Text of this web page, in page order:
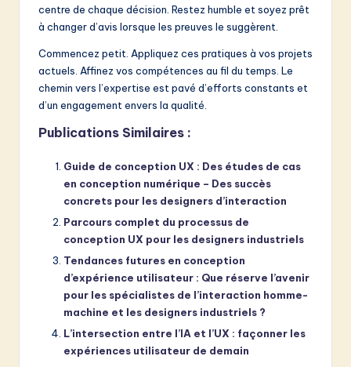
centre de chaque décision. Restez humble et soyez prêt
à changer d’avis lorsque les preuves le suggèrent.
Commencez petit. Appliquez ces pratiques à vos projets
actuels. Affinez vos compétences au fil du temps. Le
chemin vers l’expertise est pavé d’efforts constants et
d’un engagement envers la qualité.
Publications Similaires :
Guide de conception UX : Des études de cas
en conception numérique – Des succès
concrets pour les designers d’interaction
Parcours complet du processus de
conception UX pour les designers industriels
Tendances futures en conception
d’expérience utilisateur : Que réserve l’avenir
pour les spécialistes de l’interaction homme-
machine et les designers industriels ?
L’intersection entre l’IA et l’UX : façonner les
expériences utilisateur de demain